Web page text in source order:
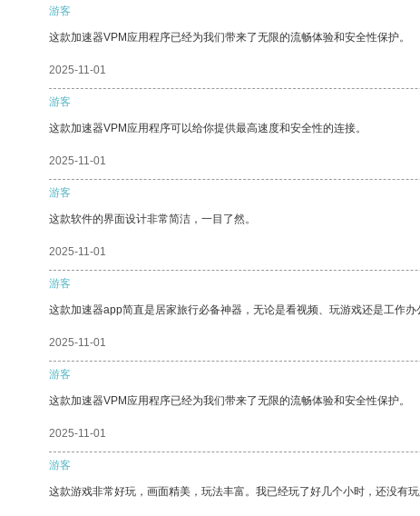
游客
这款加速器VPM应用程序已经为我们带来了无限的流畅体验和安全性保护。
2025-11-01
游客
这款加速器VPM应用程序可以给你提供最高速度和安全性的连接。
2025-11-01
游客
这款软件的界面设计非常简洁，一目了然。
2025-11-01
游客
这款加速器app简直是居家旅行必备神器，无论是看视频、玩游戏还是工作
2025-11-01
游客
这款加速器VPM应用程序已经为我们带来了无限的流畅体验和安全性保护。
2025-11-01
游客
这款游戏非常好玩，画面精美，玩法丰富。我已经玩了好几个小时，还没有玩